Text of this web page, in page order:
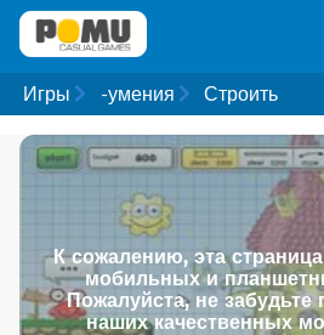
Игры -умения Строить
К сожалению, эта
мобильных и
Пожалуйста, не забудьте
наших качественных